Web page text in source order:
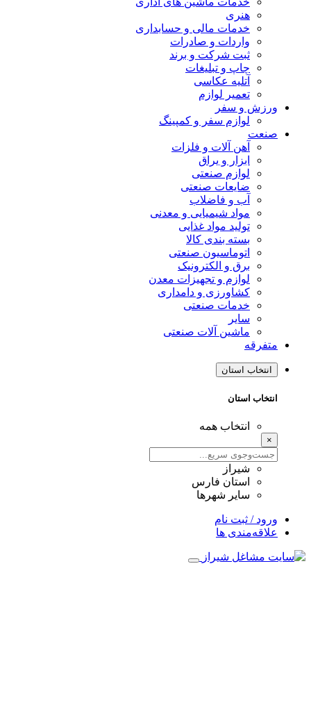
هنری
خدمات مالی و حسابداری
واردات و صادرات
ثبت شرکت و برند
چاپ و تبلیغات
آتلیه عکاسی
تعمیر لوازم
ورزش و سفر
لوازم سفر و کمپینگ
صنعت
آهن آلات و فلزات
ابزار و یراق
لوازم صنعتی
ضایعات صنعتی
آب و فاضلاب
مواد شیمیایی و معدنی
تولید مواد غذایی
بسته بندی کالا
اتوماسیون صنعتی
برق و الکترونیک
لوازم و تجهیزات معدن
کشاورزی و دامداری
خدمات صنعتی
سایر
ماشین آلات صنعتی
متفرقه
انتخاب استان
انتخاب استان
انتخاب همه
×
شیراز
استان فارس
سایر شهرها
ورود / ثبت نام
علاقه‌مندی ها